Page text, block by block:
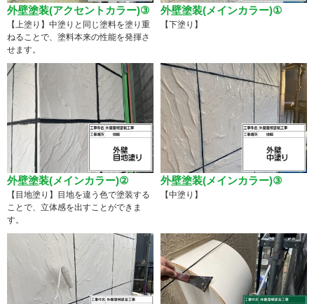
外壁塗装(アクセントカラー)③
【上塗り】中塗りと同じ塗料を塗り重
ねることで、塗料本来の性能を発揮さ
せます。
外壁塗装(メインカラー)①
【下塗り】
外壁塗装(メインカラー)②
【目地塗り】目地を違う色で塗装する
ことで、立体感を出すことができま
す。
外壁塗装(メインカラー)③
【中塗り】